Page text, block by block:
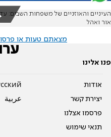
העיניים והאוזניים של משפחות השבים:
אור ואהל
מצאתם טעות או
פנו אלינו
אודות
יצירת קשר
פרסמו אצלנו
תנאי שימוש
عربية